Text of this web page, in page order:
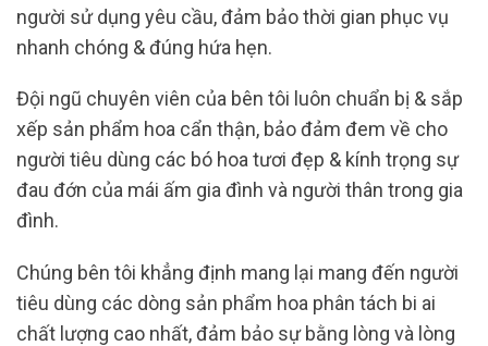
người sử dụng yêu cầu, đảm bảo thời gian phục vụ
nhanh chóng & đúng hứa hẹn.
Đội ngũ chuyên viên của bên tôi luôn chuẩn bị & sắp
xếp sản phẩm hoa cẩn thận, bảo đảm đem về cho
người tiêu dùng các bó hoa tươi đẹp & kính trọng sự
đau đớn của mái ấm gia đình và người thân trong gia
đình.
Chúng bên tôi khẳng định mang lại mang đến người
tiêu dùng các dòng sản phẩm hoa phân tách bi ai
chất lượng cao nhất, đảm bảo sự bằng lòng và lòng